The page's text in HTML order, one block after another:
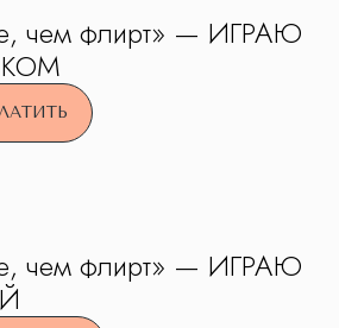
чем флирт» — ИГРАЮ
чем флирт» — ИГРАЮ